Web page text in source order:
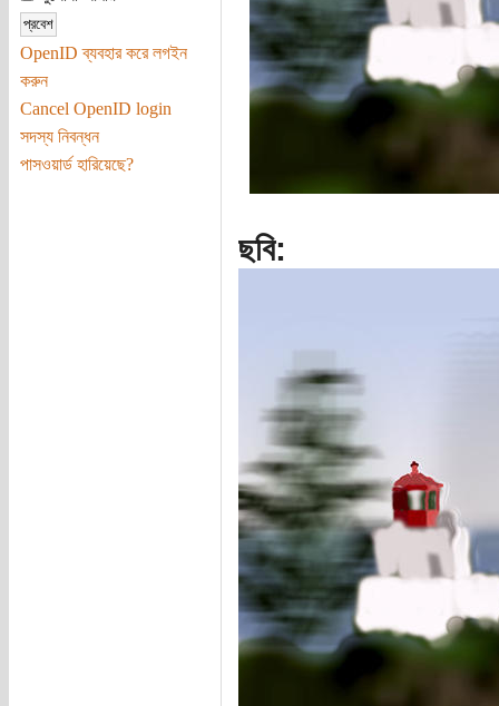
OpenID ব্যবহার করে লগইন
করুন
Cancel OpenID login
সদস্য নিবন্ধন
পাসওয়ার্ড হারিয়েছে?
ছবি: